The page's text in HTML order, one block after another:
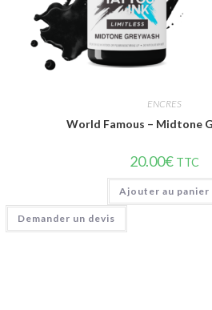
ENCRES
World Famous – Midtone
20.00€ TTC
Ajouter au panier
Demander un devis